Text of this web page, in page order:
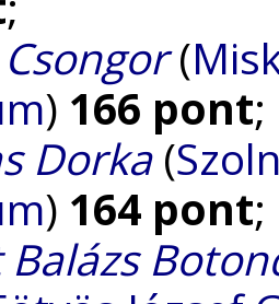
(
) 166 pont;
Dorka(
) 164 pont;
Balázs